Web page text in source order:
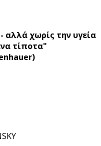
- αλλά χωρίς την υγεία
τίποτα"
)